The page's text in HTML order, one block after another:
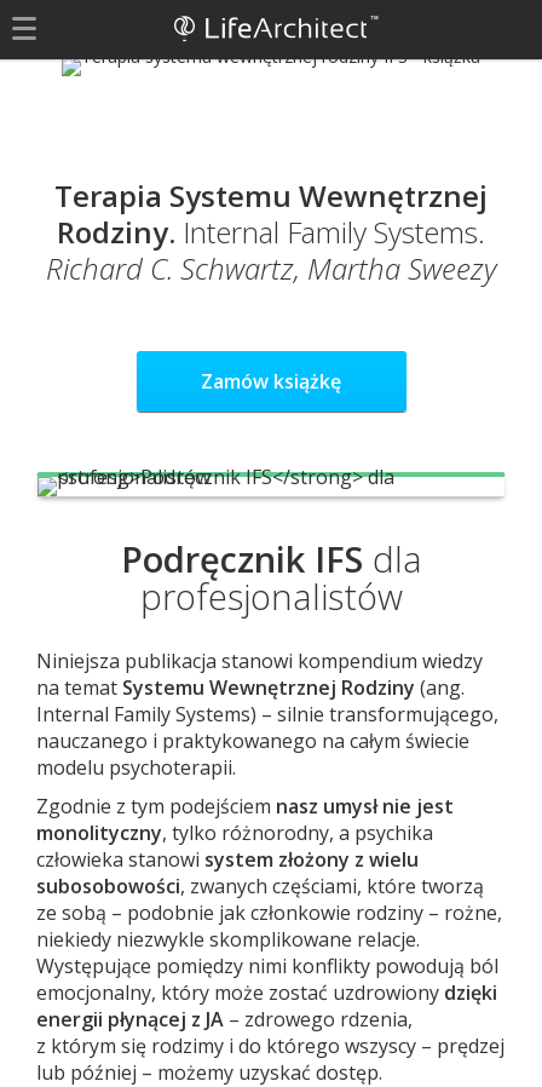
Terapia Systemu Wewnętrznej
Rodziny. Internal Family Systems.
Richard C. Schwartz, Martha Sweezy
Zamów książkę
Podręcznik IFS dla
profesjonalistów
Niniejsza publikacja stanowi kompendium wiedzy
na temat Systemu Wewnętrznej Rodziny (ang.
Internal Family Systems) – silnie transformującego,
nauczanego i praktykowanego na całym świecie
modelu psychoterapii.
Zgodnie z tym podejściem nasz umysł nie jest
monolityczny, tylko różnorodny, a psychika
człowieka stanowi system złożony z wielu
subosobowości, zwanych częściami, które tworzą
ze sobą – podobnie jak członkowie rodziny – rożne,
niekiedy niezwykle skomplikowane relacje.
Występujące pomiędzy nimi konflikty powodują ból
emocjonalny, który może zostać uzdrowiony dzięki
energii płynącej z JA – zdrowego rdzenia,
z którym się rodzimy i do którego wszyscy – prędzej
lub później – możemy uzyskać dostęp.